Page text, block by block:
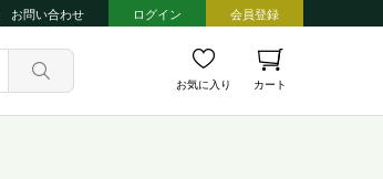
お問い合わせ ログイン 会員登録
お気に入り カート